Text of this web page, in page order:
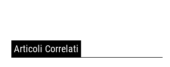
Articoli Correlati